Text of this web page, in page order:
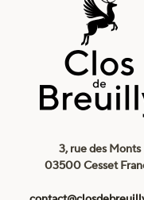
3, rue des Monts
03500 Cesset